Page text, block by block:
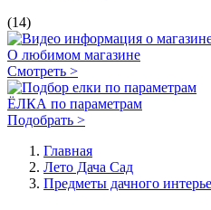
(14)
О любимом магазине
Смотреть >
ЁЛКА по параметрам
Подобрать >
Главная
Лето Дача Сад
Предметы дачного